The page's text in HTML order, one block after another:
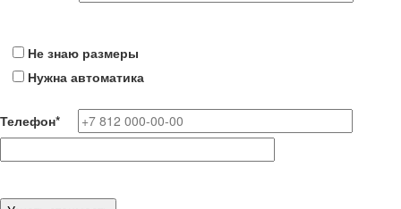
Не знаю размеры
Нужна автоматика
Телефон*